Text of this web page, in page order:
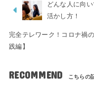
どんな人に向
活かし方！
完全テレワーク！コロナ禍
践編】
RECOMMEND